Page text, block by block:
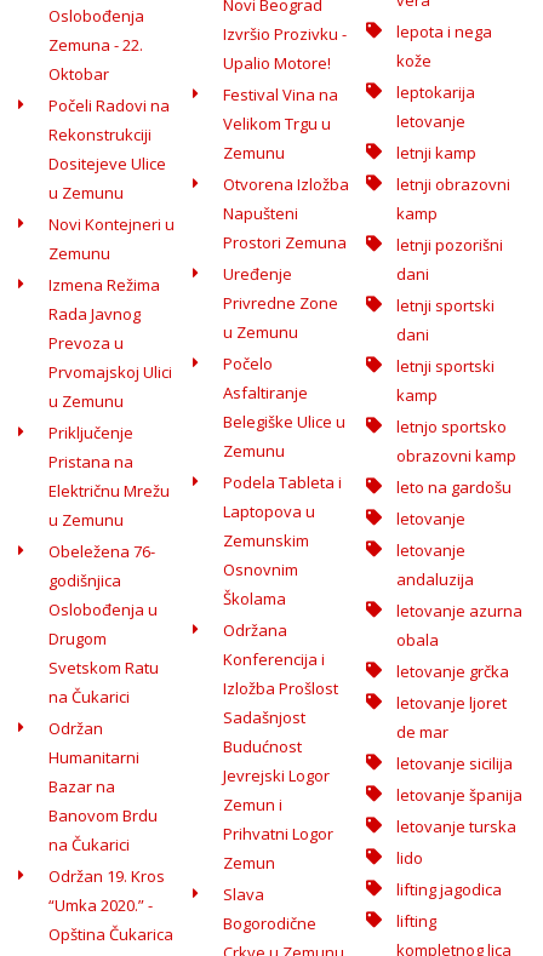
Oslobođenja
Zemuna - 22.
Oktobar
Počeli Radovi na
Rekonstrukciji
Dositejeve Ulice
u Zemunu
Novi Kontejneri u
Zemunu
Izmena Režima
Rada Javnog
Prevoza u
Prvomajskoj Ulici
u Zemunu
Priključenje
Pristana na
Električnu Mrežu
u Zemunu
Obeležena 76-
godišnjica
Oslobođenja u
Drugom
Svetskom Ratu
na Čukarici
Održan
Humanitarni
Bazar na
Banovom Brdu
na Čukarici
Održan 19. Kros
“Umka 2020.” -
Opština Čukarica
Novi Beograd
Izvršio Prozivku -
Upalio Motore!
Festival Vina na
Velikom Trgu u
Zemunu
Otvorena Izložba
Napušteni
Prostori Zemuna
Uređenje
Privredne Zone
u Zemunu
Počelo
Asfaltiranje
Belegiške Ulice u
Zemunu
Podela Tableta i
Laptopova u
Zemunskim
Osnovnim
Školama
Održana
Konferencija i
Izložba Prošlost
Sadašnjost
Budućnost
Jevrejski Logor
Zemun i
Prihvatni Logor
Zemun
Slava
Bogorodične
lepota i nega
kože
leptokarija
letovanje
letnji kamp
letnji obrazovni
kamp
letnji pozorišni
dani
letnji sportski
dani
letnji sportski
kamp
letnjo sportsko
obrazovni kamp
leto na gardošu
letovanje
letovanje
andaluzija
letovanje azurna
obala
letovanje grčka
letovanje ljoret
de mar
letovanje sicilija
letovanje španija
letovanje turska
lido
lifting jagodica
lifting
kompletnog lica